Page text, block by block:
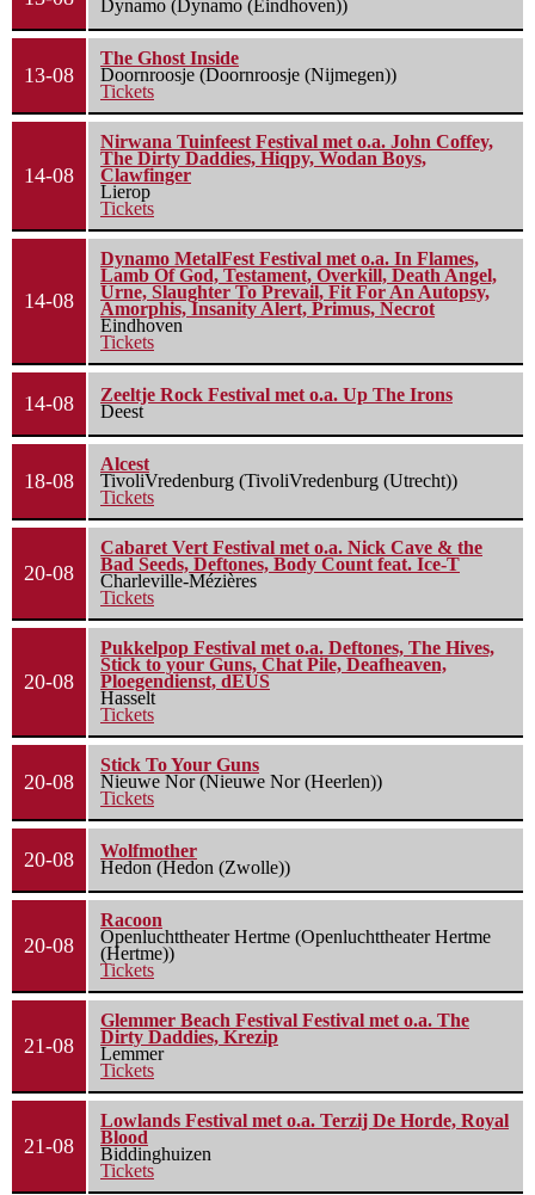
Dynamo (Dynamo (Eindhoven))
13-08
The Ghost Inside
Doornroosje (Doornroosje (Nijmegen))
Tickets
14-08
Nirwana Tuinfeest Festival met o.a. John Coffey,
The Dirty Daddies, Hiqpy, Wodan Boys,
Clawfinger
Lierop
Tickets
14-08
Dynamo MetalFest Festival met o.a. In Flames,
Lamb Of God, Testament, Overkill, Death Angel,
Urne, Slaughter To Prevail, Fit For An Autopsy,
Amorphis, Insanity Alert, Primus, Necrot
Eindhoven
Tickets
14-08
Zeeltje Rock Festival met o.a. Up The Irons
Deest
18-08
Alcest
TivoliVredenburg (TivoliVredenburg (Utrecht))
Tickets
20-08
Cabaret Vert Festival met o.a. Nick Cave & the
Bad Seeds, Deftones, Body Count feat. Ice-T
Charleville-Mézières
Tickets
20-08
Pukkelpop Festival met o.a. Deftones, The Hives,
Stick to your Guns, Chat Pile, Deafheaven,
Ploegendienst, dEUS
Hasselt
Tickets
20-08
Stick To Your Guns
Nieuwe Nor (Nieuwe Nor (Heerlen))
Tickets
20-08
Wolfmother
Hedon (Hedon (Zwolle))
20-08
Racoon
Openluchttheater Hertme (Openluchttheater Hertme
(Hertme))
Tickets
21-08
Glemmer Beach Festival Festival met o.a. The
Dirty Daddies, Krezip
Lemmer
Tickets
21-08
Lowlands Festival met o.a. Terzij De Horde, Royal
Blood
Biddinghuizen
Tickets